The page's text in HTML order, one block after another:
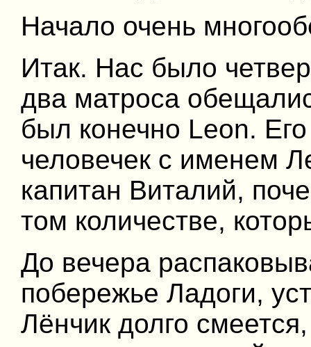
Начало очень
Итак. Нас было
два матроса
был конечно Leon.
человечек с именем
капитан Виталий,
том количестве,
До вечера
побережье Ладоги,
Лёнчик долго